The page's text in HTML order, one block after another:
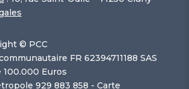
© PCC
FR 62394711188 SAS
100.000 Euros
929 883 858 - Carte